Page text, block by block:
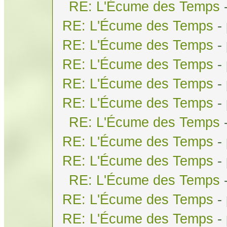
RE: L'Écume des Temps
RE: L'Écume des Temps -
RE: L'Écume des Temps -
RE: L'Écume des Temps -
RE: L'Écume des Temps -
RE: L'Écume des Temps -
RE: L'Écume des Temps
RE: L'Écume des Temps -
RE: L'Écume des Temps -
RE: L'Écume des Temps
RE: L'Écume des Temps -
RE: L'Écume des Temps -